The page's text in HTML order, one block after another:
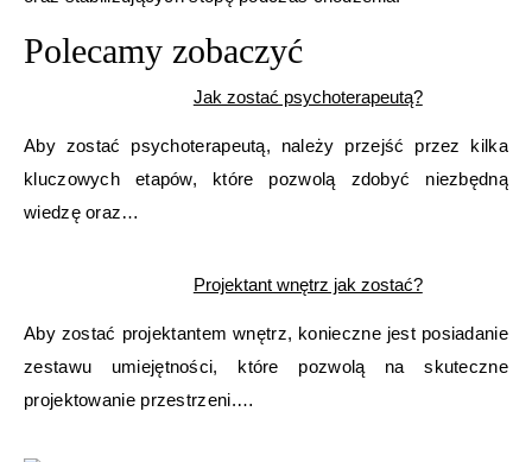
Polecamy zobaczyć
Jak zostać psychoterapeutą?
Aby zostać psychoterapeutą, należy przejść przez kilka
kluczowych etapów, które pozwolą zdobyć niezbędną
wiedzę oraz…
Projektant wnętrz jak zostać?
Aby zostać projektantem wnętrz, konieczne jest posiadanie
zestawu umiejętności, które pozwolą na skuteczne
projektowanie przestrzeni.…